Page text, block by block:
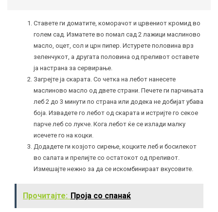
Ставете ги доматите, коморачот и црвениот кромид во
голем сад. Изматете во помал сад 2 лажици маслиново
масло, оцет, сол и црн пипер. Истурете половина врз
зеленчукот, а другата половина од преливот оставете
ја настрана за сервирање.
Загрејте ја скарата. Со четка на лебот нанесете
маслиново масло од двете страни. Печете ги парчињата
леб 2 до 3 минути по страна или додека не добијат убава
боја. Извадете го лебот од скарата и истријте го секое
парче леб со лукче. Кога лебот ќе се излади малку
исечете го на коцки.
Додадете ги козјото сирење, коцките леб и босилекот
во салата и прелијте со остатокот од преливот.
Измешајте нежно за да се искомбинираат вкусовите.
Прочитајте: Проја со спанаќ